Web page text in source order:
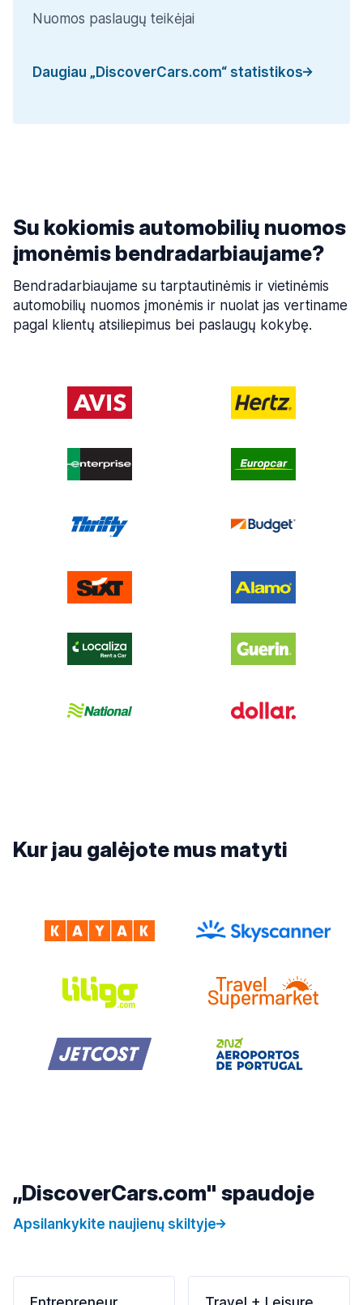
Nuomos paslaugų teikėjai
Daugiau „DiscoverCars.com“ statistikos
Su kokiomis automobilių nuomos
įmonėmis bendradarbiaujame?
Bendradarbiaujame su tarptautinėmis ir vietinėmis
automobilių nuomos įmonėmis ir nuolat jas vertiname
pagal klientų atsiliepimus bei paslaugų kokybę.
Kur jau galėjote mus matyti
„DiscoverCars.com" spaudoje
Apsilankykite naujienų skiltyje